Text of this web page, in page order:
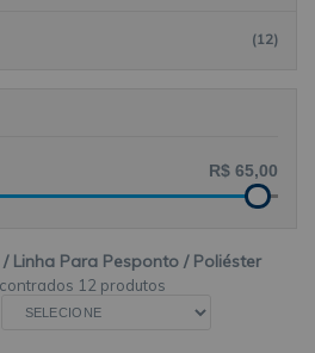
(12)
Linha Para Pesponto Poliéster
12 produtos